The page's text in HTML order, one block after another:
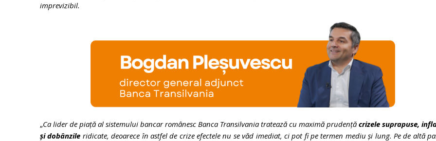
imprevizibil.
„Ca lider de piață al sistemului bancar românesc Banca Transilvania tratează cu maximă prudență crizele suprapuse,
și dobânzile ridicate, deoarece în astfel de crize efectele nu se văd imediat, ci pot fi pe termen mediu și lung. Pe de altă